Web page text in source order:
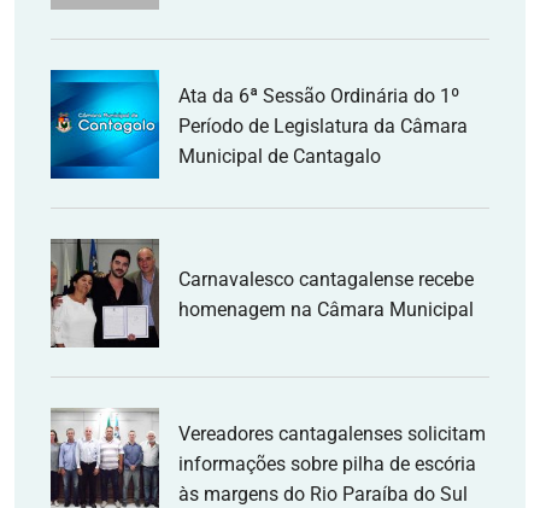
Ata da 6ª Sessão Ordinária do 1º
Período de Legislatura da Câmara
Municipal de Cantagalo
Carnavalesco cantagalense recebe
homenagem na Câmara Municipal
Vereadores cantagalenses solicitam
informações sobre pilha de escória
às margens do Rio Paraíba do Sul